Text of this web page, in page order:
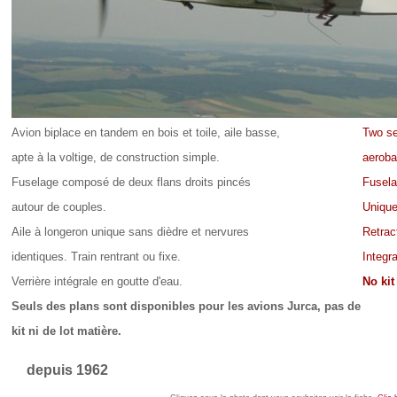
Avion biplace en tandem en bois et toile, aile basse,
apte à la voltige, de construction simple.
Fuselage composé de deux flans droits pincés
autour de couples.
Aile à longeron unique sans dièdre et nervures
identiques. Train rentrant ou fixe.
Verrière intégrale en goutte d'eau.
Seuls des plans sont disponibles pour les avions Jurca, pas de
kit ni de lot matière.
Two
No
depuis 1962